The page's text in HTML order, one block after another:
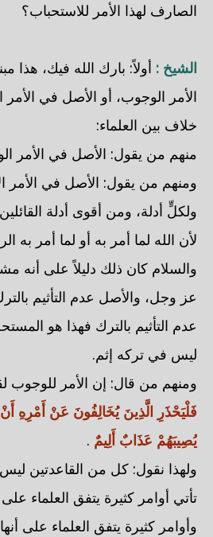
الصارف لهذا الأمر للاستحباب؟
الشيخ : أولاً: بارك الله فيك،
الأمر الوجوب، أو الأصل في الأمر
خلاف بين العلماء:
منهم من يقول: الأصل في الأمر
ومنهم من يقول: الأصل في الأمر
ولكلٍّ أدلة، ومن أقوى أدلة
لأن الله لما أمر به أو لما أمر به
والسلام كان ذلك دليلاً على أنه
عز وجل، والأصل عدم التأثيم
عدم التأثيم بالترك فهذا هو
ليس في تركه إثم.
ومنهم من قال: إن الأمر للوجوب
فَلْيَحْذَرِ الَّذِينَ يُخَالِفُونَ عَنْ أَمْرِهِ
يُصِيبَهُمْ عَذَابٌ أَلِيمٌ .
ولهذا نقول: كل من القاعدتين
تأتي أوامر كثيرة يتفق العلماء على
وأوامر كثيرة يتفق العلماء على